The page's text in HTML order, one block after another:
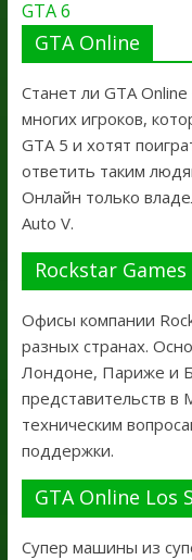
GTA 6
GTA Online
Станет ли GTA
многих игроков,
GTA 5 и хотят
ответить таким
Онлайн только
Auto V.
Rockstar Games
Офисы компании
разных странах.
Лондоне, Париже и
представительств в
техническим
поддержки.
GTA Online Los
Супер машины из